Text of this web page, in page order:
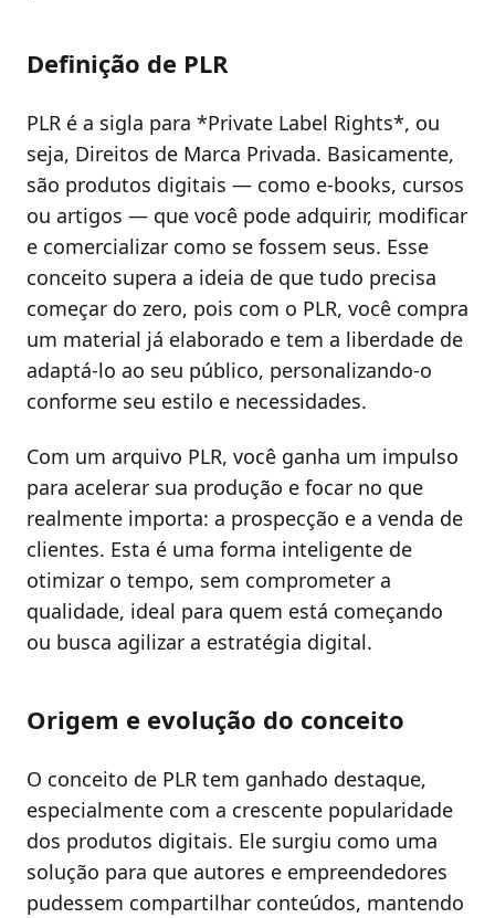
Definição de PLR
PLR é a sigla para *Private Label Rights*, ou
seja, Direitos de Marca Privada. Basicamente,
são produtos digitais — como e-books, cursos
ou artigos — que você pode adquirir, modificar
e comercializar como se fossem seus. Esse
conceito supera a ideia de que tudo precisa
começar do zero, pois com o PLR, você compra
um material já elaborado e tem a liberdade de
adaptá-lo ao seu público, personalizando-o
conforme seu estilo e necessidades.
Com um arquivo PLR, você ganha um impulso
para acelerar sua produção e focar no que
realmente importa: a prospecção e a venda de
clientes. Esta é uma forma inteligente de
otimizar o tempo, sem comprometer a
qualidade, ideal para quem está começando
ou busca agilizar a estratégia digital.
Origem e evolução do conceito
O conceito de PLR tem ganhado destaque,
especialmente com a crescente popularidade
dos produtos digitais. Ele surgiu como uma
solução para que autores e empreendedores
pudessem compartilhar conteúdos, mantendo